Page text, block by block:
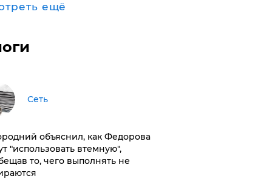
ещё
Сеть
объяснил, как Федорова
"использовать втемную",
то, чего выполнять не